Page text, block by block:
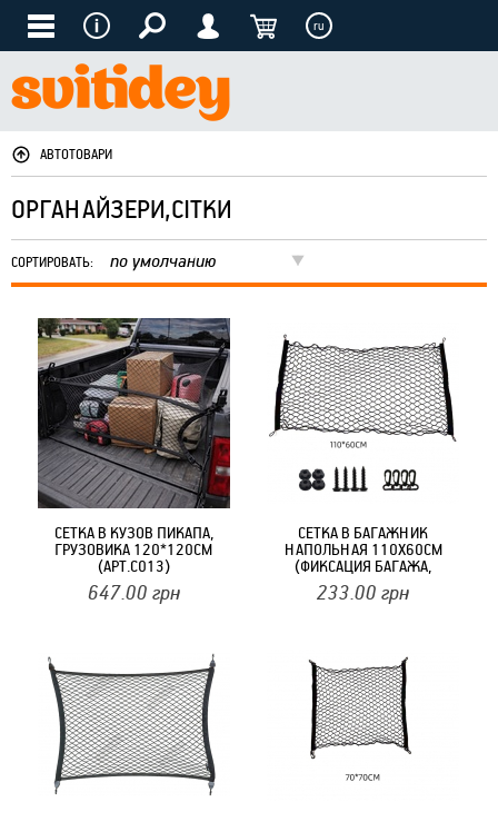
ru
АВТОТОВАРИ
ОРГАНАЙЗЕРИ,СІТКИ
СОРТИРОВАТЬ: по умолчанию
СЕТКА В КУЗОВ ПИКАПА,
ГРУЗОВИКА 120*120СМ
(АРТ.С013)
647.00 грн
СЕТКА В БАГАЖНИК
НАПОЛЬНАЯ 110Х60СМ
(ФИКСАЦИЯ БАГАЖА,
КРЮЧКИ) С 004 (110*60)
233.00 грн